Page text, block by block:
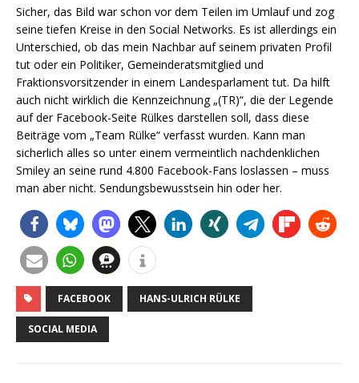
Sicher, das Bild war schon vor dem Teilen im Umlauf und zog
seine tiefen Kreise in den Social Networks. Es ist allerdings ein
Unterschied, ob das mein Nachbar auf seinem privaten Profil
tut oder ein Politiker, Gemeinderatsmitglied und
Fraktionsvorsitzender in einem Landesparlament tut. Da hilft
auch nicht wirklich die Kennzeichnung „(TR)“, die der Legende
auf der Facebook-Seite Rülkes darstellen soll, dass diese
Beiträge vom „Team Rülke“ verfasst wurden. Kann man
sicherlich alles so unter einem vermeintlich nachdenklichen
Smiley an seine rund 4.800 Facebook-Fans loslassen – muss
man aber nicht. Sendungsbewusstsein hin oder her.
FACEBOOK HANS-ULRICH RÜLKE
SOCIAL MEDIA